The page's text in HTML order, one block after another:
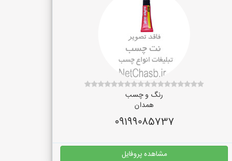
رنگ و چسب
همدان
09199085737
مشاهده پروفایل